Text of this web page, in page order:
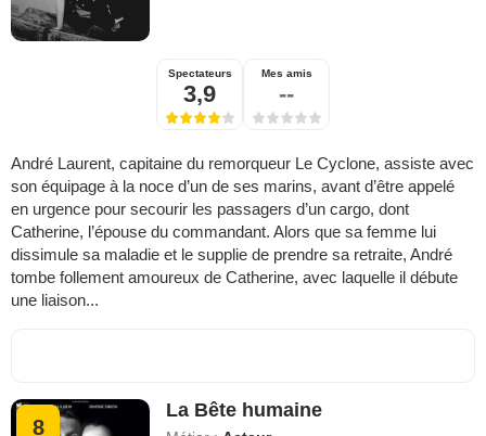
Spectateurs
3,9
Mes amis
--
André Laurent, capitaine du remorqueur Le Cyclone, assiste avec
son équipage à la noce d’un de ses marins, avant d’être appelé
en urgence pour secourir les passagers d’un cargo, dont
Catherine, l’épouse du commandant. Alors que sa femme lui
dissimule sa maladie et le supplie de prendre sa retraite, André
tombe follement amoureux de Catherine, avec laquelle il débute
une liaison...
8
La Bête humaine